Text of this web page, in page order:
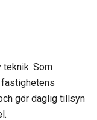
Som
gör daglig tillsyn